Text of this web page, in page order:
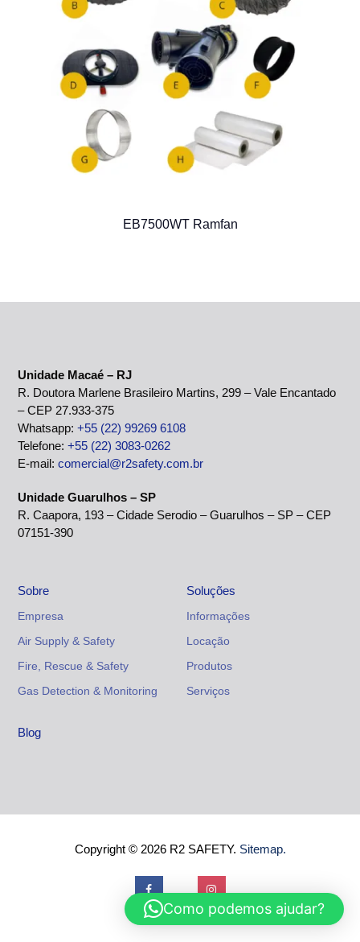
EB7500WT Ramfan
Unidade Macaé – RJ
R. Doutora Marlene Brasileiro Martins, 299 – Vale Encantado
– CEP 27.933-375
Whatsapp:+55 (22) 99269 6108
Telefone:+55 (22) 3083-0262
E-mail:comercial@r2safety.com.br
Unidade Guarulhos – SP
R. Caapora, 193 – Cidade Serodio – Guarulhos – SP – CEP
07151-390
Sobre
Empresa
Air Supply & Safety
Fire, Rescue & Safety
Gas Detection & Monitoring
Soluções
Informações
Locação
Produtos
Serviços
Blog
Copyright © 2026 R2 SAFETY. Sitemap.
Como podemos ajudar?